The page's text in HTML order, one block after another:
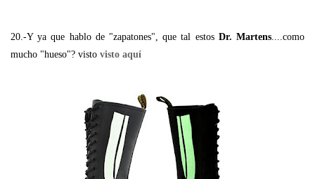
20.-Y ya que hablo de "zapatones", que tal estos Dr. Martens ....como
mucho "hueso"? visto visto aquí